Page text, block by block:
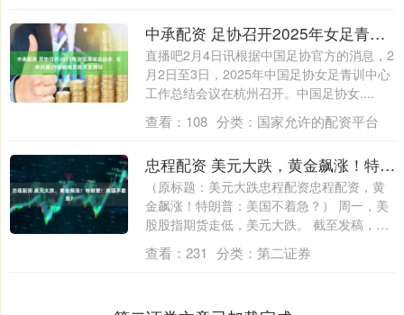
中承配资 足协召开2025年女足青训总结会, 全年开展29期教练员技术支持班
直播吧2月4日讯根据中国足协官方的消息，2
月2日至3日，2025年中国足协女足青训中心
工作总结会议在杭州召开。中国足协女....
查看： 108 分类： 国家允许的配资平台
忠程配资 美元大跌，黄金飙涨！特朗普：美国不着急？
（原标题：美元大跌忠程配资忠程配资，黄
金飙涨！特朗普：美国不着急？） 周一，美
股股指期货走低，美元大跌。 截至发稿，纳
斯....
查看： 231 分类： 第二证券